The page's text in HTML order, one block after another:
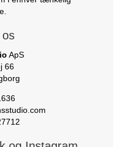
ApS
66